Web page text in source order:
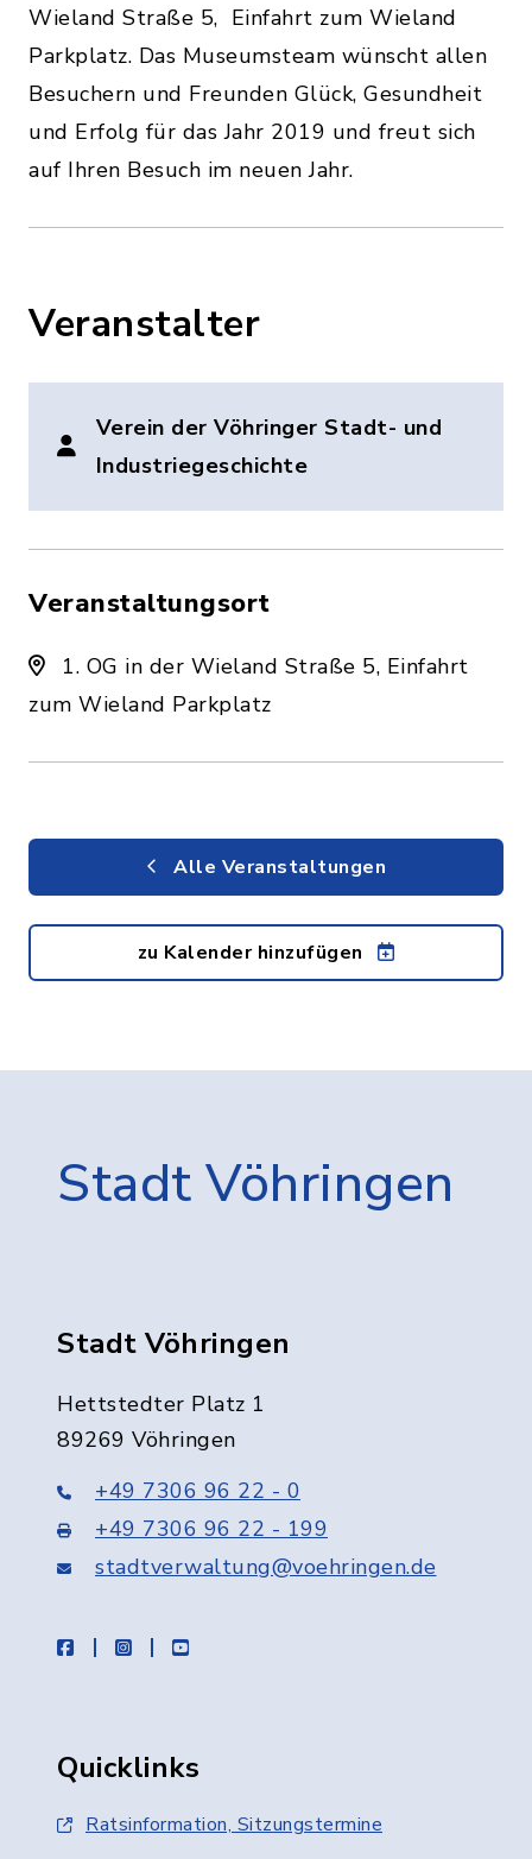
Wieland Straße 5, Einfahrt zum Wieland
Parkplatz. Das Museumsteam wünscht allen
Besuchern und Freunden Glück, Gesundheit
und Erfolg für das Jahr 2019 und freut sich
auf Ihren Besuch im neuen Jahr.
Veranstalter
Verein der Vöhringer Stadt- und
Industriegeschichte
Veranstaltungsort
1. OG in der Wieland Straße 5, Einfahrt
zum Wieland Parkplatz
Alle Veranstaltungen
zu Kalender hinzufügen
Stadt Vöhringen
Stadt Vöhringen
Hettstedter Platz 1
89269 Vöhringen
+49 7306 96 22 - 0
+49 7306 96 22 - 199
stadtverwaltung@voehringen.de
facebookinstagramyoutube
Quicklinks
Ratsinformation, Sitzungstermine